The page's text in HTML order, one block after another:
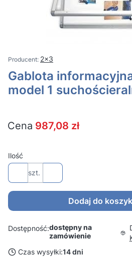
2x3
Gablota
model 1
Cena 987,08 zł
Ilość
szt.
Dodaj do
Dostępność:dostępny na
zamówienie
Czas wysyłki:14 dni